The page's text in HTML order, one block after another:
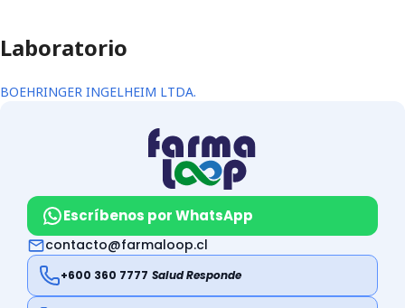
Laboratorio
BOEHRINGER INGELHEIM LTDA.
Escríbenos por WhatsApp
contacto@farmaloop.cl
+600 360 7777 Salud Responde